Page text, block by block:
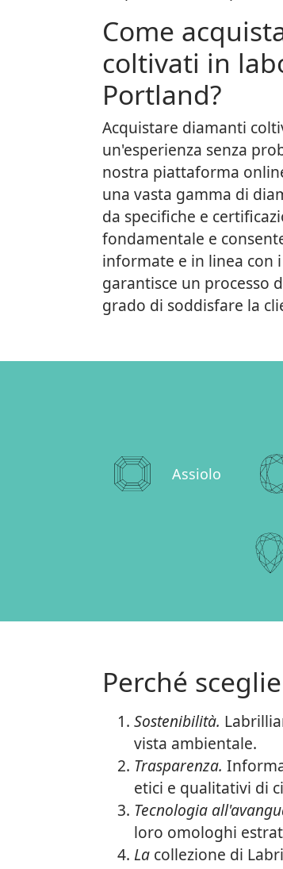
Come
coltivati in
Portland?
Acquistare diamanti
un'esperienza senza
nostra piattaforma
una vasta gamma di
da specifiche e
fondamentale e
informate e in linea con
garantisce un processo
grado di soddisfare la
Assiolo
Perché
Sostenibilità.
vista ambientale.
Trasparenza.
etici e qualitativi di
Tecnologia
loro omologhi
La collezione di